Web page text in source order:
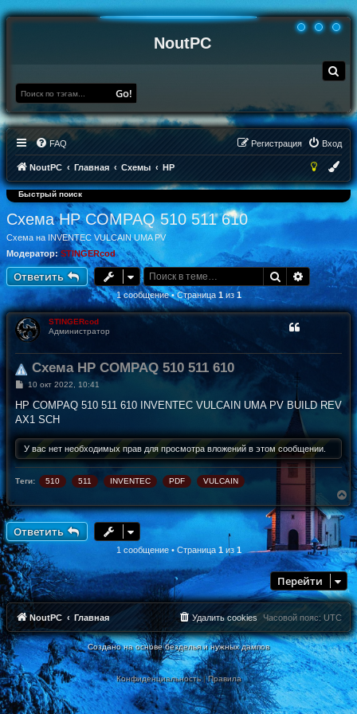
NoutPC
о
Go!
FAQ Вход
Регистрация
NoutPC Главная Схемы HP
Быстрый поиск
Схема HP COMPAQ 510 511 610
Схема на INVENTEC VULCAIN UMA PV
Модератор: STINGERcod
Ответить Поиск
1 сообщение • Страница 1из 1
STINGERcod
Администратор
Схема HP COMPAQ 510 511 610
С
о
щ
н
и
е
10 окт 2022, 10:41
HP COMPAQ 510 511 610 INVENTEC VULCAIN UMA PV BUILD REV
AX1 SCH
У вас нет необходимых прав для просмотра вложений в этом сообщении.
Теги: 510 511 INVENTEC PDF VULCAIN
В
е
р
у
т
ь
с
я
к
н
а
ч
а
л
у
Ответить
1 сообщение • Страница 1из 1
Перейти
NoutPC Главная Часовой пояс: UTC
Удалить cookies
Создано на основе безделья и нужных дампов
Конфиденциальность|Правила